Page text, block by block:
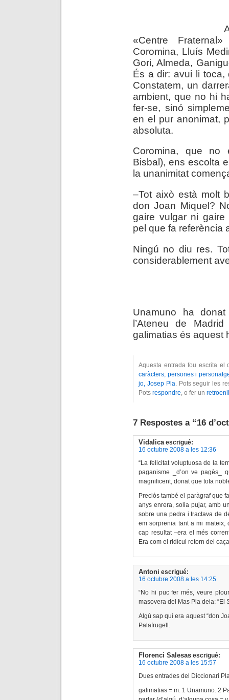
«Centre
Coromina, Lluís
Gori, Almeda,
És a dir: avui li toca,
Constatem, un
ambient, que no hi
fer-se, sinó
en el pur anonimat,
absoluta.
Coromina, que
Bisbal), ens escolta
la unanimitat
–Tot això està molt
don Joan Miquel?
gaire vulgar ni gaire
pel que fa referència
Ningú no diu res.
considerablement
Unamuno ha
l’Ateneu de
galimatias és aquest
Aquesta entrada fou escrita
caràcters, persones i
jo, Josep Pla. Pots seguir les
Pots respondre, o fer un
7 Respostes a “16
Vidalica escrigué:
16 octubre 2008 a les 12:36
“La felicitat voluptuosa de la
paganisme _d’on ve pagès_
magnificent, donat que tota
Preciòs també el paràgraf que
anys enrera, solia pujar, amb
sobre una pedra i tractava de
em sorprenia tant a mi
cap resultat –era el més
Era com el ridícul retorn del
Antoni escrigué:
16 octubre 2008 a les 14:25
“No hi puc fer més, veure
masovera del Mas Pla deia: “El
Algú sap qui era aquest “don
Palafrugell.
Florenci Salesas escrigué:
16 octubre 2008 a les 15:57
Dues entrades del Diccionari
galimatias = m. 1 Unamuno. 2